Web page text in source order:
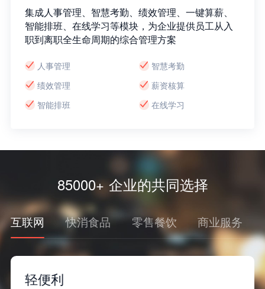
集成人事管理、智慧考勤、绩效管理、一键算薪、
智能排班、在线学习等模块，为企业提供员工从入
职到离职全生命周期的综合管理方案
人事管理
智慧考勤
绩效管理
薪资核算
智能排班
在线学习
85000+ 企业的共同选择
互联网 快消食品 零售餐饮 商业服务
轻便利